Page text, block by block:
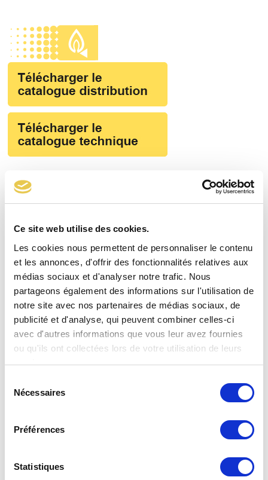
Ce site web utilise des cookies.
Les cookies nous permettent de personnaliser le contenu
et les annonces, d'offrir des fonctionnalités relatives aux
médias sociaux et d'analyser notre trafic. Nous
partageons également des informations sur l'utilisation de
notre site avec nos partenaires de médias sociaux, de
publicité et d'analyse, qui peuvent combiner celles-ci
avec d'autres informations que vous leur avez fournies
ou qu'ils ont collectées lors de votre utilisation de leurs
services.
Nécessaires
Préférences
Statistiques
content
Open
mobile
menu
Close
mobile
menu